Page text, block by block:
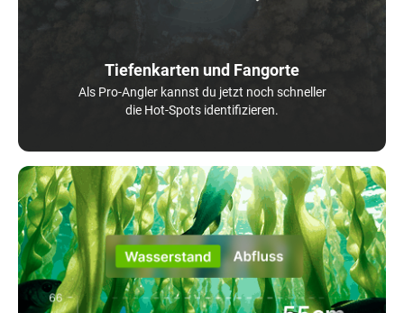
Tiefenkarten und Fangorte
Als Pro-Angler kannst du jetzt noch schneller
die Hot-Spots identifizieren.